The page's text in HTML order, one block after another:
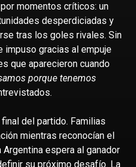
momentos críticos: un
desperdiciadas y
tras los goles rivales. Sin
impuso gracias al empuje
que aparecieron cuando
porque tenemos
del partido. Familias
mientras reconocían el
espera al ganador
su próximo desafío. La